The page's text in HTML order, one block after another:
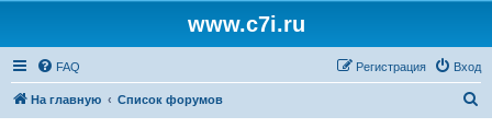
www.c7i.ru
FAQ Вход
Регистрация
На главную Список форумов